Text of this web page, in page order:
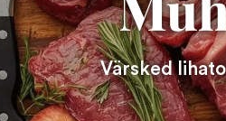
Värsked